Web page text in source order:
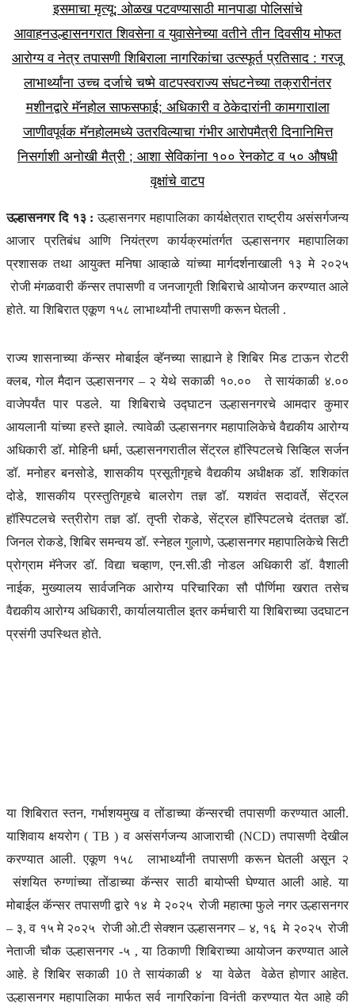
इसमाचा मृत्यू; ओळख पटवण्यासाठी मानपाडा पोलिसांचे
आवाहनउल्हासनगरात शिवसेना व युवासेनेच्या वतीने तीन दिवसीय मोफत
आरोग्य व नेत्र तपासणी शिबिराला नागरिकांचा उत्स्फूर्त प्रतिसाद : गरजू
लाभार्थ्यांना उच्च दर्जाचे चष्मे वाटपस्वराज्य संघटनेच्या तक्रारीनंतर
मशीनद्वारे मॅनहोल साफसफाई; अधिकारी व ठेकेदारांनी कामगाराlला
जाणीवपूर्वक मॅनहोलमध्ये उतरविल्याचा गंभीर आरोपमैत्री दिनानिमित्त
निसर्गाशी अनोखी मैत्री ; आशा सेविकांना १०० रेनकोट व ५० औषधी
वृक्षांचे वाटप
उल्हासनगर दि १३ : उल्हासनगर महापालिका कार्यक्षेत्रात राष्ट्रीय असंसर्गजन्य
आजार प्रतिबंध आणि नियंत्रण कार्यक्रमांतर्गत उल्हासनगर महापालिका
प्रशासक तथा आयुक्त मनिषा आव्हाळे यांच्या मार्गदर्शनाखाली १३ मे २०२५
रोजी मंगळवारी कॅन्सर तपासणी व जनजागृती शिबिराचे आयोजन करण्यात आले
होते. या शिबिरात एकूण १५८ लाभार्थ्यांनी तपासणी करून घेतली .
राज्य शासनाच्या कॅन्सर मोबाईल व्हॅनच्या साह्याने हे शिबिर मिड टाऊन रोटरी
क्लब, गोल मैदान उल्हासनगर – २ येथे सकाळी १०.०० ते सायंकाळी ४.००
वाजेपर्यंत पार पडले. या शिबिराचे उद्घाटन उल्हासनगरचे आमदार कुमार
आयलानी यांच्या हस्ते झाले. त्यावेळी उल्हासनगर महापालिकेचे वैद्यकीय आरोग्य
अधिकारी डॉ. मोहिनी धर्मा, उल्हासनगरातील सेंट्रल हॉस्पिटलचे सिव्हिल सर्जन
डॉ. मनोहर बनसोडे, शासकीय प्रसूतीगृहचे वैद्यकीय अधीक्षक डॉ. शशिकांत
दोडे, शासकीय प्रस्तुतिगृहचे बालरोग तज्ञ डॉ. यशवंत सदावर्ते, सेंट्रल
हॉस्पिटलचे स्त्रीरोग तज्ञ डॉ. तृप्ती रोकडे, सेंट्रल हॉस्पिटलचे दंततज्ञ डॉ.
जिनल रोकडे, शिबिर समन्वय डॉ. स्नेहल गुलाणे, उल्हासनगर महापालिकेचे सिटी
प्रोग्राम मॅनेजर डॉ. विद्या चव्हाण, एन.सी.डी नोडल अधिकारी डॉ. वैशाली
नाईक, मुख्यालय सार्वजनिक आरोग्य परिचारिका सौ पौर्णिमा खरात तसेच
वैद्यकीय आरोग्य अधिकारी, कार्यालयातील इतर कर्मचारी या शिबिराच्या उदघाटन
प्रसंगी उपस्थित होते.
या शिबिरात स्तन, गर्भाशयमुख व तोंडाच्या कॅन्सरची तपासणी करण्यात आली.
याशिवाय क्षयरोग ( TB ) व असंसर्गजन्य आजाराची (NCD) तपासणी देखील
करण्यात आली. एकूण १५८ लाभार्थ्यांनी तपासणी करून घेतली असून २
संशयित रुग्णांच्या तोंडाच्या कॅन्सर साठी बायोप्सी घेण्यात आली आहे. या
मोबाईल कॅन्सर तपासणी द्वारे १४ मे २०२५ रोजी महात्मा फुले नगर उल्हासनगर
– ३, व १५ मे २०२५ रोजी ओ.टी सेक्शन उल्हासनगर – ४, १६ मे २०२५ रोजी
नेताजी चौक उल्हासनगर -५ , या ठिकाणी शिबिराच्या आयोजन करण्यात आले
आहे. हे शिबिर सकाळी 10 ते सायंकाळी ४ या वेळेत वेळेत होणार आहेत.
उल्हासनगर महापालिका मार्फत सर्व नागरिकांना विनंती करण्यात येत आहे की